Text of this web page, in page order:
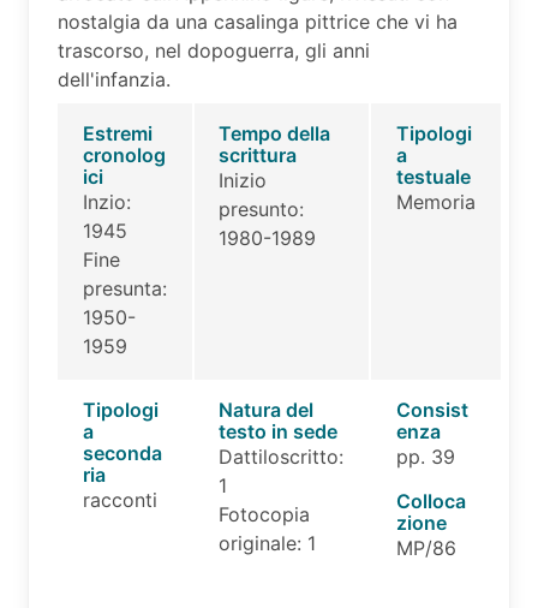
nostalgia da una casalinga pittrice che vi ha
trascorso, nel dopoguerra, gli anni
dell'infanzia.
Estremi
cronolog
ici
Inzio:
1945
Fine
presunta:
1950-
1959
Tempo della
scrittura
Inizio
presunto:
1980-1989
Tipologi
a
testuale
Memoria
Tipologi
a
seconda
ria
racconti
Natura del
testo in sede
Dattiloscritto:
1
Fotocopia
originale: 1
Consist
enza
pp. 39
Colloca
zione
MP/86